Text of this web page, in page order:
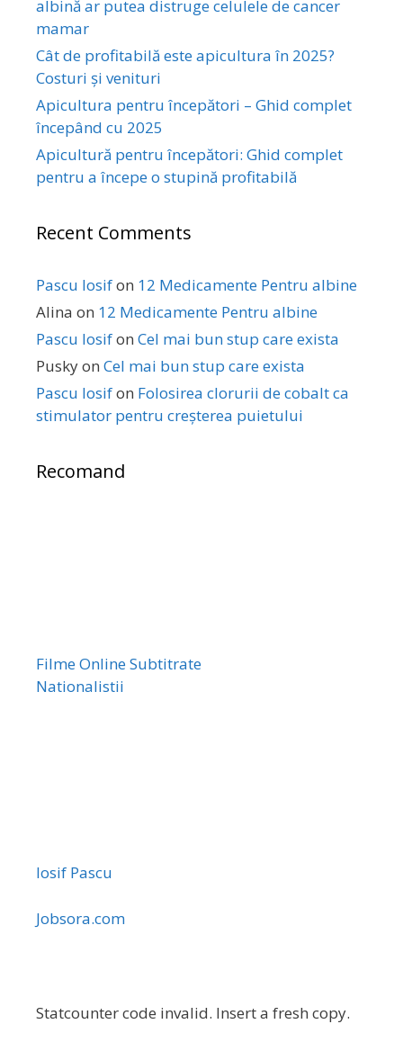
albină ar putea distruge celulele de cancer
mamar
Cât de profitabilă este apicultura în 2025?
Costuri și venituri
Apicultura pentru începători – Ghid complet
începând cu 2025
Apicultură pentru începători: Ghid complet
pentru a începe o stupină profitabilă
Recent Comments
Pascu Iosifon 12 Medicamente Pentru albine
Alina on 12 Medicamente Pentru albine
Pascu Iosifon Cel mai bun stup care exista
Puskyon Cel mai bun stup care exista
Pascu Iosifon Folosirea clorurii de cobalt ca
stimulator pentru creșterea puietului
Recomand
Filme Online Subtitrate
Nationalistii
Iosif Pascu
Jobsora.com
Statcounter code invalid. Insert a fresh copy.